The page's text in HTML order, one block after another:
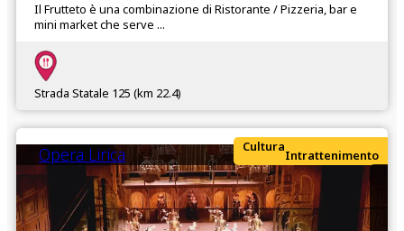
Il Frutteto è una combinazione di Ristorante / Pizzeria, bar e
mini market che serve ...
Strada Statale 125 (km 22.4)
Opera Lirica Cultura
Intrattenimento